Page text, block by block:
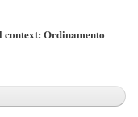
context: Ordinamento